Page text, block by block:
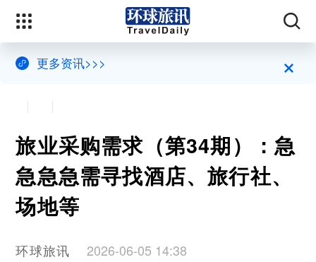
更多资讯>>> ×
旅业采购需求（第34期）：急
急急急需寻找酒店、旅行社、
场地等
环球旅讯 2026-06-05 14:38